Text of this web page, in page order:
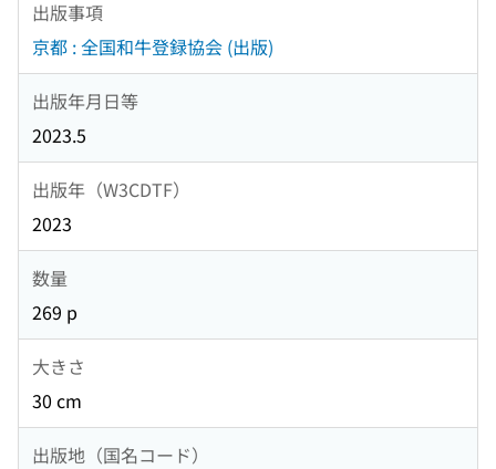
出版事項
京都 : 全国和牛登録協会 (出版)
出版年月日等
2023.5
出版年（W3CDTF）
2023
数量
269 p
大きさ
30 cm
出版地（国名コード）